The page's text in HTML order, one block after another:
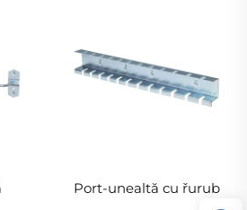
Port-unealtă cu řurub